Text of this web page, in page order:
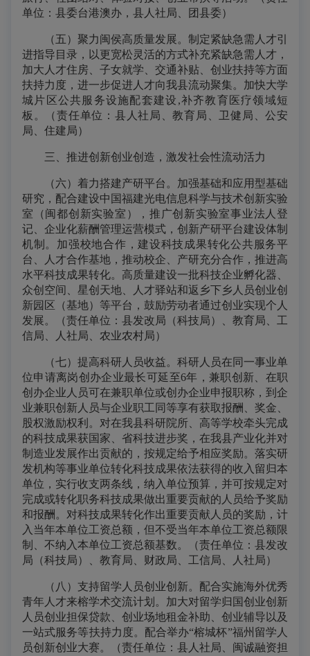
单位：县委台港澳办，县人社局、团县委）
（五）聚力闽侯高质量发展。制定紧缺急需人才引
进指导目录，以更宽松灵活的方式补充紧缺急需人才，
加大人才住房、子女就学、交通补贴、创业扶持等方面
扶持力度，进一步促进人才向我县流动聚集。加快大学
城片区公共服务设施配套建设,补齐教育医疗领域短
板。（责任单位：县人社局、教育局、卫健局、公安
局、住建局）
三、推进创新创业创造，激发社会性流动活力
（六）着力搭建产研平台。加强基础和应用型基础
研究，配合建设中国福建光电信息科学与技术创新实验
室（闽都创新实验室），推广创新实验室事业法人登
记、企业化薪酬管理运营模式，创新产研平台建设体制
机制。加强校地合作，建设科技成果转化公共服务平
台、人才合作基地，推动校企、产研充分合作，推进高
水平科技成果转化。高质量建设一批科技企业孵化器、
众创空间、星创天地、人才驿站和返乡下乡人员创业创
新园区（基地）等平台，鼓励劳动者通过创业实现个人
发展。（责任单位：县发改局（科技局）、教育局、工
信局、人社局、农业农村局）
（七）提高科研人员收益。科研人员在同一事业单
位申请离岗创办企业最长可延至6年，兼职创新、在职
创办企业人员可在兼职单位或创办企业申报职称，到企
业兼职创新人员与企业职工同等享有获取报酬、奖金、
股权激励权利。对在我县科研院所、高等学校牵头完成
的科技成果获国家、省科技进步奖，在我县产业化并对
制造业发展作出贡献的，按规定给予相应奖励。落实研
发机构等事业单位转化科技成果依法获得的收入留归本
单位，实行收支两条线，纳入单位预算，并可按规定对
完成或转化职务科技成果做出重要贡献的人员给予奖励
和报酬。对科技成果转化作出重要贡献人员的奖励，计
入当年本单位工资总额，但不受当年本单位工资总额限
制、不纳入本单位工资总额基数。（责任单位：县发改
局（科技局）、教育局、财政局、工信局、人社局）
（八）支持留学人员创业创新。配合实施海外优秀
青年人才来榕学术交流计划。加大对留学归国创业创新
人员创业担保贷款、创业场地租金补助、创业辅导以及
一站式服务等扶持力度。配合举办“榕城杯”福州留学人
员创新创业大赛。（责任单位：县人社局、闽诚融资担